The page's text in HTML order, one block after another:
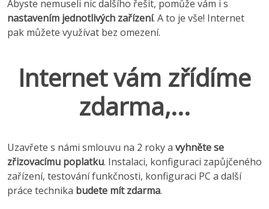
Abyste nemuseli nic dalšího řešit, pomůže vám i s
nastavením jednotlivých zařízení. A to je vše! Internet
pak můžete využívat bez omezení.
Internet vám zřídíme
zdarma,...
Uzavřete s námi smlouvu na 2 roky a vyhněte se
zřizovacímu poplatku. Instalaci, konfiguraci zapůjčeného
zařízení, testování funkčnosti, konfiguraci PC a další
práce technika budete mít zdarma.